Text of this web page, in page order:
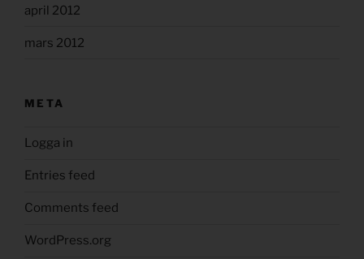
april 2012
mars 2012
META
Logga in
Entries feed
Comments feed
WordPress.org